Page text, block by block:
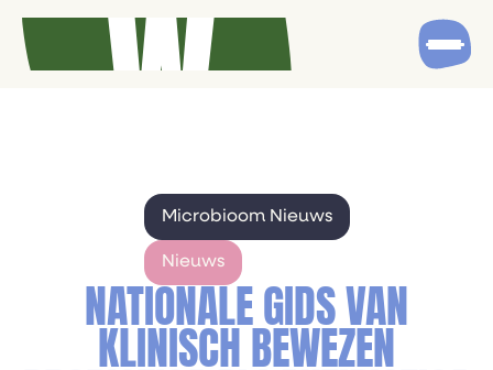
Microbioom Nieuws
Nieuws
NATIONALE GIDS VAN
KLINISCH BEWEZEN